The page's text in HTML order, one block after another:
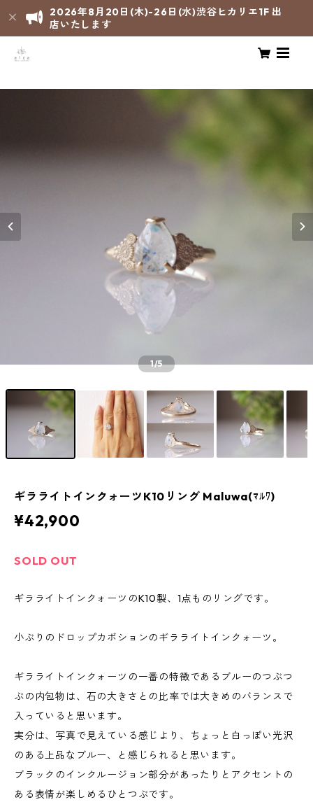
2026年8月20日(木)-26日(水)渋谷ヒカリエ1F 出
店いたします
1/5
ギラライトインクォーツK10リング Maluwa(ﾏﾙﾜ)
¥42,900
SOLD OUT
ギラライトインクォーツのK10製、1点ものリングです。
小ぶりのドロップカボションのギラライトインクォーツ。
ギラライトインクォーツの一番の特徴であるブルーのつぶつ
ぶの内包物は、石の大きさとの比率では大きめのバランスで
入っていると思います。
実分は、写真で見えている感じより、ちょっと白っぽい光沢
のある上品なブルー、と感じられると思います。
ブラックのインクルージョン部分があったりとアクセントの
ある表情が楽しめるひとつぶです。